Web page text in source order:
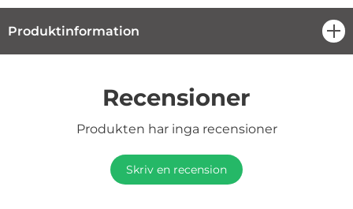
Produktinformation
Recensioner
Produkten har inga recensioner
Skriv en recension